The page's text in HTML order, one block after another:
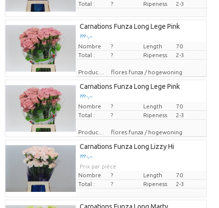
Total :
? Ripeness 2-3
Carnations Funza Long Lege Pink
??? -,--
Prix par pièce
Nombre ? Length
70
Total :
? Ripeness 2-3
Producteur flores funza / hogewoning
Carnations Funza Long Lege Pink
??? -,--
Prix par pièce
Nombre ? Length
70
Total :
? Ripeness 2-3
Producteur flores funza / hogewoning
Carnations Funza Long Lizzy Hi
??? -,--
Prix par pièce
Nombre
? Length
70
Total :
? Ripeness 2-3